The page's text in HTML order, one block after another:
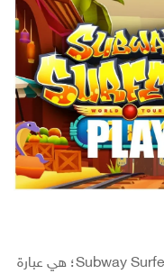
لعبة صب واي العاب صب واي سيرفرز Subway Surfers؛ هي عبارة